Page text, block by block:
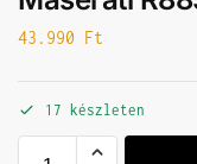
43.990 Ft
17 készleten